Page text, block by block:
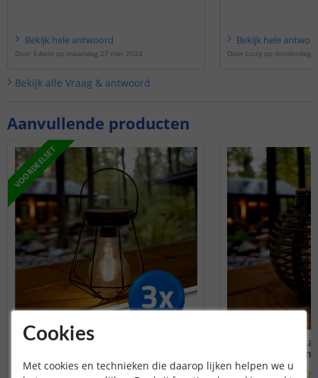
Aanvullende producten
VOORDEELSET
Voordeelset 3 stuks | Vogue
(281 reviews)
Solar LED
lamp 3 dagen in de UIT-stand in de zon
te zetten, zodat de batterij weer een
boost krijgt.
Bekijk hele antwoord
Door Edwin op maandag 27 mei 2024
Bekijk hele
Door Lizzy op donderdag
Bekijk alle Vraag & antwoord
Cookies
Met cookies en technieken die daarop lijken helpen we u